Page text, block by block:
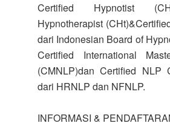
Certified Hypnotist
Hypnotherapist
dari Indonesian Board of
Certified International
(CMNLP)dan Certified NLP
dari HRNLP dan NFNLP.
INFORMASI &